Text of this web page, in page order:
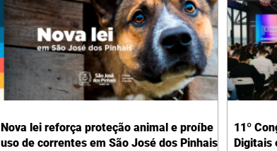
Nova lei reforça proteção animal e proíbe
uso de correntes em São José dos Pinhais
11º
Digitais